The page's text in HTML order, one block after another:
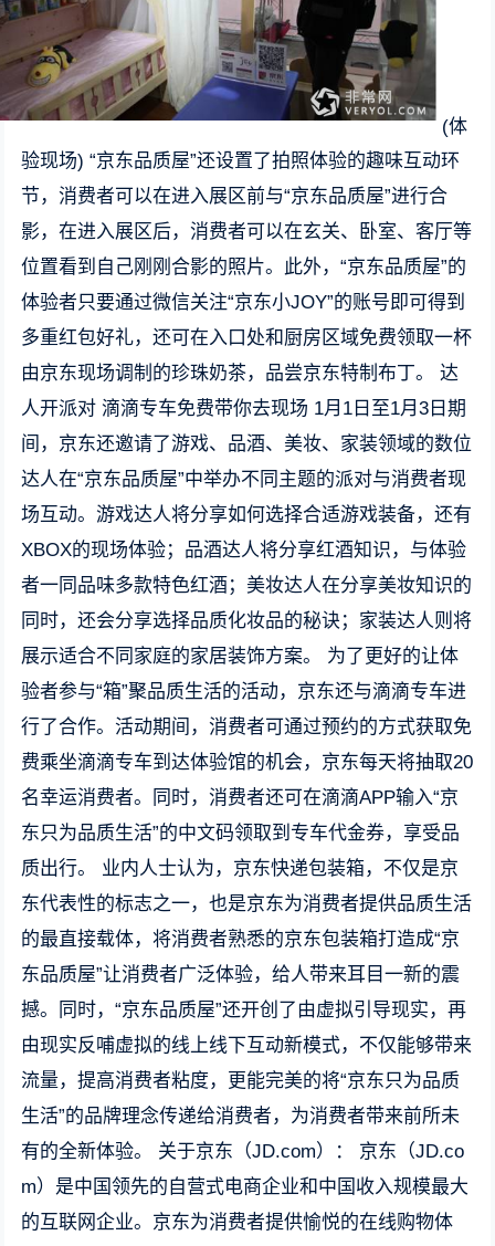
(体
验现场) “京东品质屋”还设置了拍照体验的趣味互动环
节，消费者可以在进入展区前与“京东品质屋”进行合
影，在进入展区后，消费者可以在玄关、卧室、客厅等
位置看到自己刚刚合影的照片。此外，“京东品质屋”的
体验者只要通过微信关注“京东小JOY”的账号即可得到
多重红包好礼，还可在入口处和厨房区域免费领取一杯
由京东现场调制的珍珠奶茶，品尝京东特制布丁。 达
人开派对 滴滴专车免费带你去现场 1月1日至1月3日期
间，京东还邀请了游戏、品酒、美妆、家装领域的数位
达人在“京东品质屋”中举办不同主题的派对与消费者现
场互动。游戏达人将分享如何选择合适游戏装备，还有
XBOX的现场体验；品酒达人将分享红酒知识，与体验
者一同品味多款特色红酒；美妆达人在分享美妆知识的
同时，还会分享选择品质化妆品的秘诀；家装达人则将
展示适合不同家庭的家居装饰方案。 为了更好的让体
验者参与“箱”聚品质生活的活动，京东还与滴滴专车进
行了合作。活动期间，消费者可通过预约的方式获取免
费乘坐滴滴专车到达体验馆的机会，京东每天将抽取20
名幸运消费者。同时，消费者还可在滴滴APP输入“京
东只为品质生活”的中文码领取到专车代金券，享受品
质出行。 业内人士认为，京东快递包装箱，不仅是京
东代表性的标志之一，也是京东为消费者提供品质生活
的最直接载体，将消费者熟悉的京东包装箱打造成“京
东品质屋”让消费者广泛体验，给人带来耳目一新的震
撼。同时，“京东品质屋”还开创了由虚拟引导现实，再
由现实反哺虚拟的线上线下互动新模式，不仅能够带来
流量，提高消费者粘度，更能完美的将“京东只为品质
生活”的品牌理念传递给消费者，为消费者带来前所未
有的全新体验。 关于京东（JD.com）： 京东（JD.co
m）是中国领先的自营式电商企业和中国收入规模最大
的互联网企业。京东为消费者提供愉悦的在线购物体